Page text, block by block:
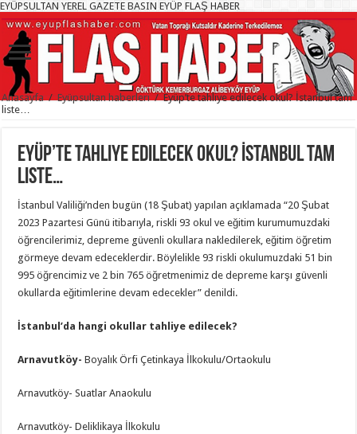
EYÜPSULTAN YEREL GAZETE BASIN EYÜP FLAŞ HABER
Anasayfa / Eyüpsultan haberleri / Eyüp’te tahliye edilecek okul? İstanbul tam
liste…
Eyüp’te tahliye edilecek okul? İstanbul tam
liste…
İstanbul Valiliği’nden bugün (18 Şubat) yapılan açıklamada “20 Şubat
2023 Pazartesi Günü itibarıyla, riskli 93 okul ve eğitim kurumumuzdaki
öğrencilerimiz, depreme güvenli okullara nakledilerek, eğitim öğretim
görmeye devam edeceklerdir. Böylelikle 93 riskli okulumuzdaki 51 bin
995 öğrencimiz ve 2 bin 765 öğretmenimiz de depreme karşı güvenli
okullarda eğitimlerine devam edecekler” denildi.
İstanbul’da hangi okullar tahliye edilecek?
Arnavutköy- Boyalık Örfi Çetinkaya İlkokulu/Ortaokulu
Arnavutköy- Suatlar Anaokulu
Arnavutköy- Deliklikaya İlkokulu